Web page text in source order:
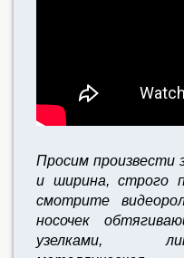
Просим произвести
и ширина, строго
смотрите
носочек
узелками,